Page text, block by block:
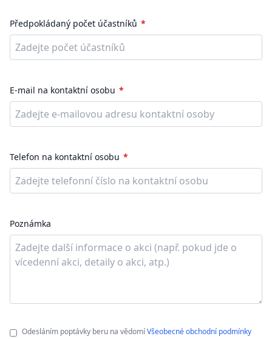
Předpokládaný počet účastníků
E-mail na kontaktní osobu
Telefon na kontaktní osobu
Poznámka
Odesláním poptávky beru na vědomíVšeobecné obchodní podmínky